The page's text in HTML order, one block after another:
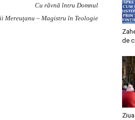
Cu râvnă întru Domnul
Mereuţanu – Magistru în Teologie
de